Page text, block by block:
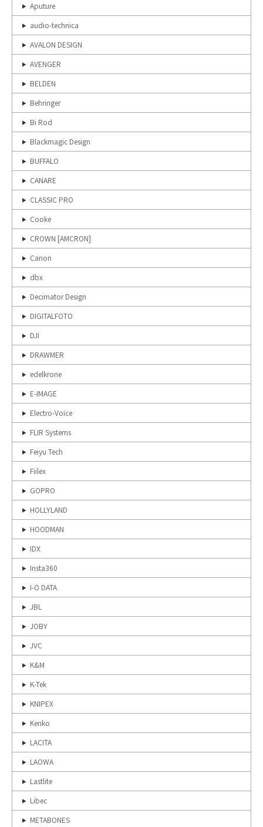
Aputure
audio-technica
AVALON DESIGN
AVENGER
BELDEN
Behringer
Bi Rod
Blackmagic Design
BUFFALO
CANARE
CLASSIC PRO
Cooke
CROWN [AMCRON]
Canon
dbx
Decimator Design
DIGITALFOTO
DJI
DRAWMER
edelkrone
E-IMAGE
Electro-Voice
FLIR Systems
Feiyu Tech
Fiilex
GOPRO
HOLLYLAND
HOODMAN
IDX
Insta360
I-O DATA
JBL
JOBY
JVC
K&M
K-Tek
KNIPEX
Kenko
LACITA
LAOWA
Lastlite
Libec
METABONES